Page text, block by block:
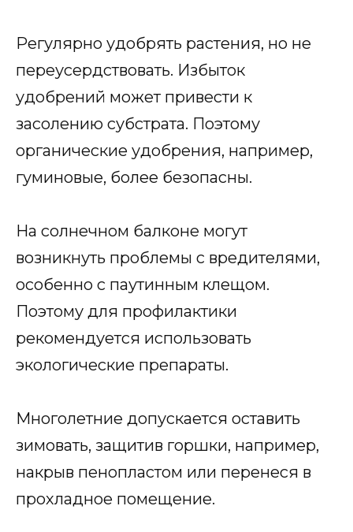
Регулярно удобрять растения, но не
переусердствовать. Избыток
удобрений может привести к
засолению субстрата. Поэтому
органические удобрения, например,
гуминовые, более безопасны.
На солнечном балконе могут
возникнуть проблемы с вредителями,
особенно с паутинным клещом.
Поэтому для профилактики
рекомендуется использовать
экологические препараты.
Многолетние допускается оставить
зимовать, защитив горшки, например,
накрыв пенопластом или перенеся в
прохладное помещение.